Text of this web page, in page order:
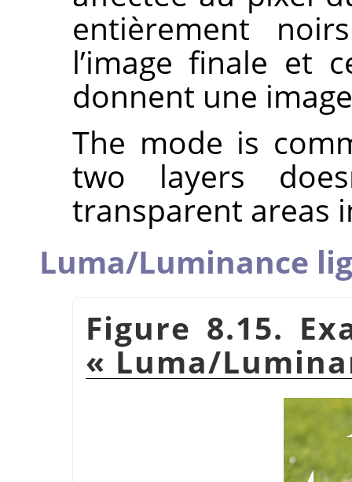
entièrement
l’image finale et
donnent une
The mode is
two layers
transparent areas
Luma/Luminance
Figure 8.15.
« Luma/